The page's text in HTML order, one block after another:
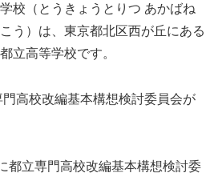
校（とうきょうとりつ あかばね
う）は、東京都北区西が丘にある
立高等学校です。
高校改編基本構想検討委員会が
都立専門高校改編基本構想検討委